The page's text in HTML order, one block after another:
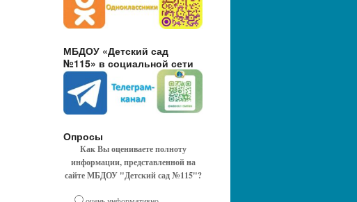
МБДОУ «Детский сад
№115» в социальной сети
Опросы
Как Вы оцениваете полноту
информации, представленной на
сайте МБДОУ "Детский сад №115"?